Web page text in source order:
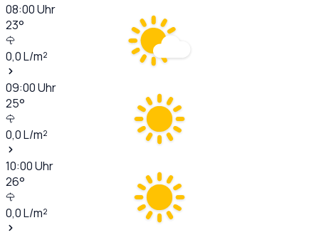
08:00Uhr
23°
0,0L/m²
09:00Uhr
25°
0,0L/m²
10:00Uhr
26°
0,0L/m²